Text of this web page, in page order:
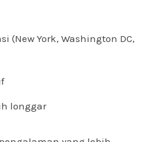
(New York, Washington DC,
longgar